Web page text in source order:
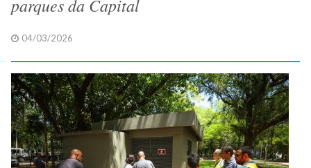
parques da Capital
04/03/2026